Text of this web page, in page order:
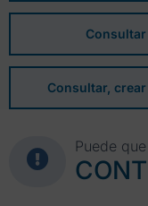
Consultar
Consultar,
Puede